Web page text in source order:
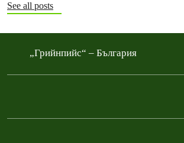
See all posts
„Грийнпийс“ – България